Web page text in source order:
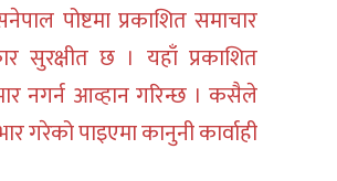
पोष्टमा प्रकाशित समाचार
सुरक्षीत छ । यहाँ प्रकाशित
नगर्न आव्हान गरिन्छ । कसैले
गरेको पाइएमा कानुनी कार्वाही